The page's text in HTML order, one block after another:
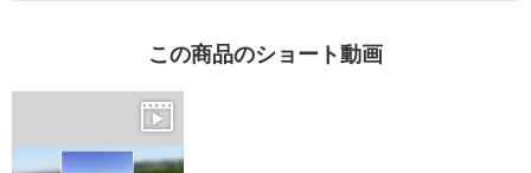
この商品のショート動画